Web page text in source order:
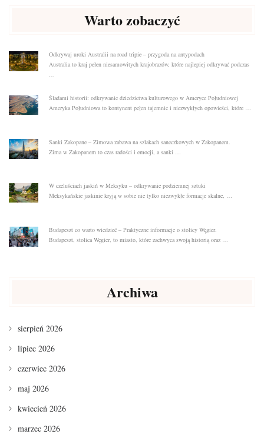
Warto zobaczyć
Odkrywaj uroki Australii na road tripie – przygoda na antypodach
Australia to kraj pełen niesamowitych krajobrazów, które najlepiej odkrywać podczas
Śladami historii: odkrywanie dziedzictwa kulturowego w Ameryce Południowej
Ameryka Południowa to kontynent pełen tajemnic i niezwykłych opowieści, które …
Sanki Zakopane – Zimowa zabawa na szlakach saneczkowych w Zakopanem.
Zima w Zakopanem to czas radości i emocji, a sanki …
W czeluściach jaskiń w Meksyku – odkrywanie podziemnej sztuki
Meksykańskie jaskinie kryją w sobie nie tylko niezwykłe formacje skalne, …
Budapeszt co warto wiedzieć – Praktyczne informacje o stolicy Węgier.
Budapeszt, stolica Węgier, to miasto, które zachwyca swoją historią oraz …
Archiwa
sierpień 2026
lipiec 2026
czerwiec 2026
maj 2026
kwiecień 2026
marzec 2026